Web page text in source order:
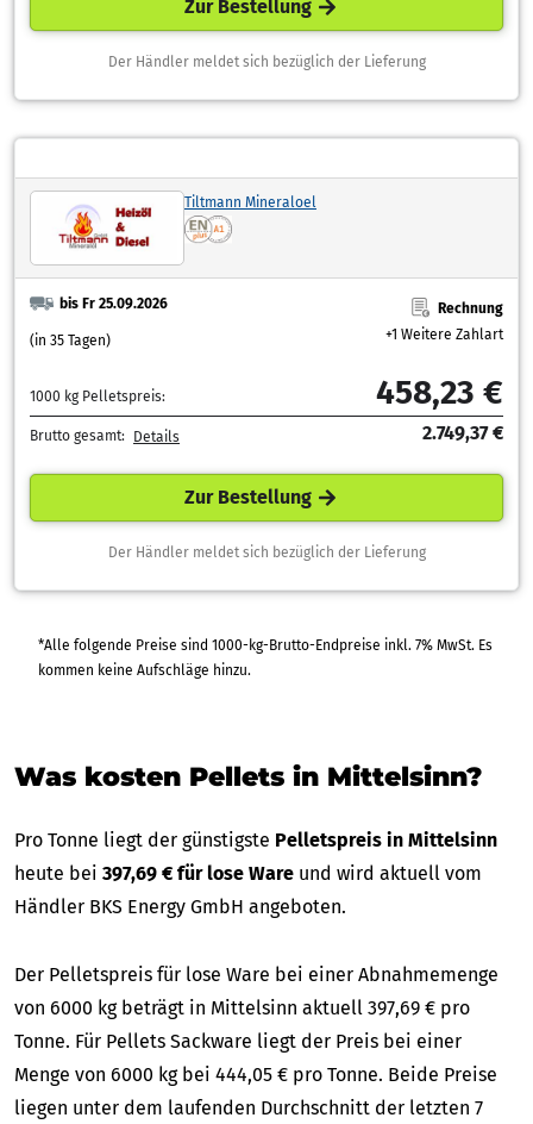
Zur Bestellung
Der Händler meldet sich bezüglich der Lieferung
Tiltmann Mineraloel
bis Fr 25.09.2026
(in 35 Tagen)
Rechnung
+1 Weitere Zahlart
1000 kg Pelletspreis: 458,23 €
Brutto gesamt: Details 2.749,37 €
Zur Bestellung
Der Händler meldet sich bezüglich der Lieferung
*Alle folgende Preise sind 1000-kg-Brutto-Endpreise inkl. 7% MwSt. Es
kommen keine Aufschläge hinzu.
Was kosten Pellets in Mittelsinn?
Pro Tonne liegt der günstigste Pelletspreis in Mittelsinn
heute bei 397,69 € für lose Ware und wird aktuell vom
Händler BKS Energy GmbH angeboten.
Der Pelletspreis für lose Ware bei einer Abnahmemenge
von 6000 kg beträgt in Mittelsinn aktuell 397,69 € pro
Tonne. Für Pellets Sackware liegt der Preis bei einer
Menge von 6000 kg bei 444,05 € pro Tonne. Beide Preise
liegen unter dem laufenden Durchschnitt der letzten 7